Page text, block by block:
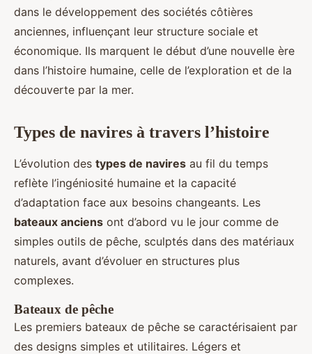
dans le développement des sociétés côtières
anciennes, influençant leur structure sociale et
économique. Ils marquent le début d’une nouvelle ère
dans l’histoire humaine, celle de l’exploration et de la
découverte par la mer.
Types de navires à travers l’histoire
L’évolution des types de navires au fil du temps
reflète l’ingéniosité humaine et la capacité
d’adaptation face aux besoins changeants. Les
bateaux anciens ont d’abord vu le jour comme de
simples outils de pêche, sculptés dans des matériaux
naturels, avant d’évoluer en structures plus
complexes.
Bateaux de pêche
Les premiers bateaux de pêche se caractérisaient par
des designs simples et utilitaires. Légers et